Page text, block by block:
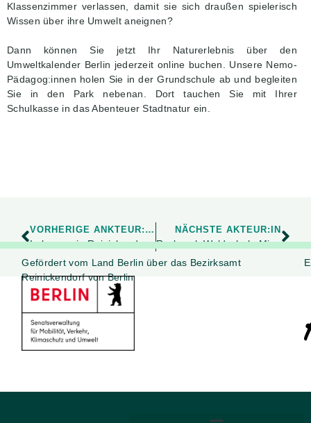
Klassenzimmer verlassen, damit sie sich draußen spielerisch
Wissen über ihre Umwelt aneignen?
Dann können Sie jetzt Ihr Naturerlebnis über den
Umweltkalender Berlin jederzeit online buchen. Unsere Nemo-
Pädagog:innen holen Sie in der Grundschule ab und begleiten
Sie in den Park nebenan. Dort tauchen Sie mit Ihrer
Schulkasse in das Abenteuer Stadtnatur ein.
VORHERIGE ANKTEUR:IN
Imkerverein Reinickendorf-Mitte e.V.
NÄCHSTE AKTEUR:IN
Rucksack-Waldschule Mistkäfer
Gefördert vom Land Berlin über das Bezirksamt
Reinickendorf von Berlin